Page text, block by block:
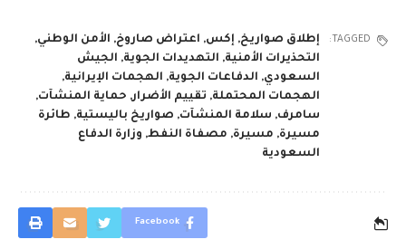
TAGGED: إطلاق صواريخ, إكس, اعتراض صاروخ, الأمن الوطني,
التحذيرات الأمنية, التهديدات الجوية, الجيش
السعودي, الدفاعات الجوية, الهجمات الإيرانية,
الهجمات المحتملة, تقييم الأضرار, حماية المنشآت,
سامرف, سلامة المنشآت, صواريخ باليستية, طائرة
مسيرة, مسيرة, مصفاة النفط, وزارة الدفاع
السعودية
Facebook